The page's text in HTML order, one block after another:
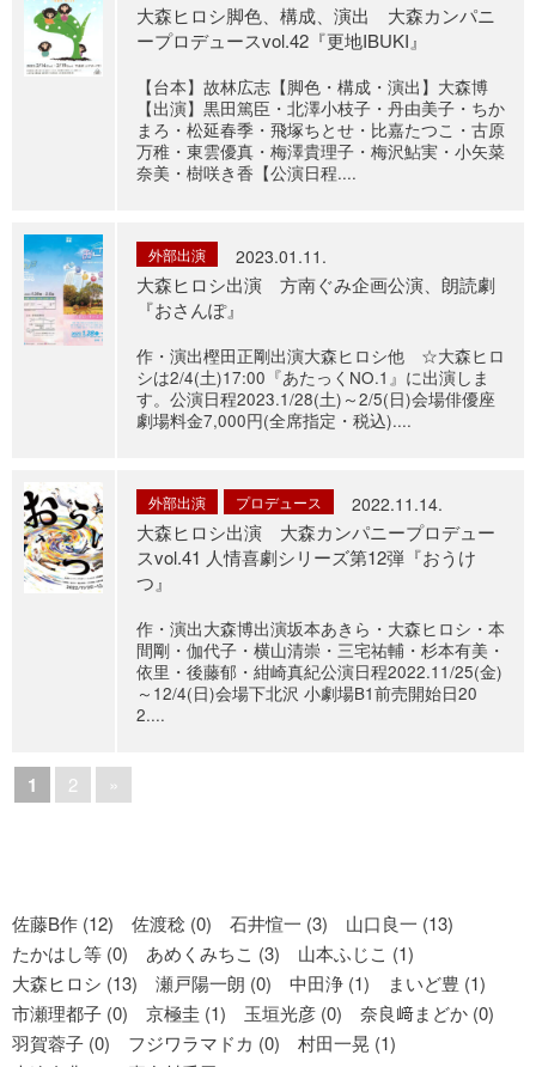
大森ヒロシ脚色、構成、演出 大森カンパニ
ープロデュースvol.42『更地IBUKI』
【台本】故林広志【脚色・構成・演出】大森博
【出演】黒田篤臣・北澤小枝子・丹由美子・ちか
まろ・松延春季・飛塚ちとせ・比嘉たつこ・古原
万稚・東雲優真・梅澤貴理子・梅沢鮎実・小矢菜
奈美・樹咲き香【公演日程....
外部出演 2023.01.11.
大森ヒロシ出演 方南ぐみ企画公演、朗読劇
『おさんぽ』
作・演出樫田正剛出演大森ヒロシ他 ☆大森ヒロ
シは2/4(土)17:00『あたっくNO.1』に出演しま
す。公演日程2023.1/28(土)～2/5(日)会場俳優座
劇場料金7,000円(全席指定・税込)....
外部出演 プロデュース 2022.11.14.
大森ヒロシ出演 大森カンパニープロデュー
スvol.41 人情喜劇シリーズ第12弾『おうけ
つ』
作・演出大森博出演坂本あきら・大森ヒロシ・本
間剛・伽代子・横山清崇・三宅祐輔・杉本有美・
依里・後藤郁・紺崎真紀公演日程2022.11/25(金)
～12/4(日)会場下北沢 小劇場B1前売開始日20
2....
1 2 »
佐藤B作 (12) 佐渡稔 (0) 石井愃一 (3)
山口良一 (13)
たかはし等 (0)
あめくみちこ (3)
山本ふじこ (1)
大森ヒロシ (13)
瀬戸陽一朗 (0) 中田浄 (1)
まいど豊 (1)
市瀬理都子 (0)
京極圭 (1) 玉垣光彦 (0)
奈良﨑まどか (0)
羽賀蓉子 (0)
フジワラマドカ (0)
村田一晃 (1)